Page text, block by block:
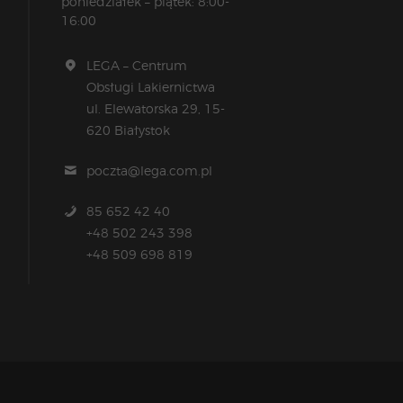
16:00
LEGA – Centrum
Obsługi Lakiernictwa
ul. Elewatorska 29, 15-
620 Białystok
poczta@lega.com.pl
85 652 42 40
+48 502 243 398
+48 509 698 819